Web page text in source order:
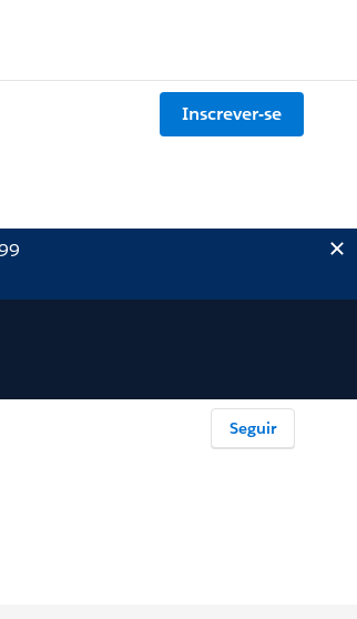
Inscrever-se
Seguir